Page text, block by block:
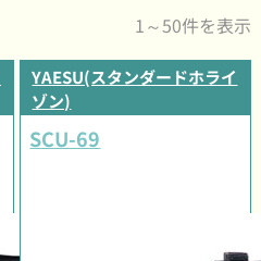
1～50件を表示
YAESU(スタンダードホライ
ゾン)
SCU-69